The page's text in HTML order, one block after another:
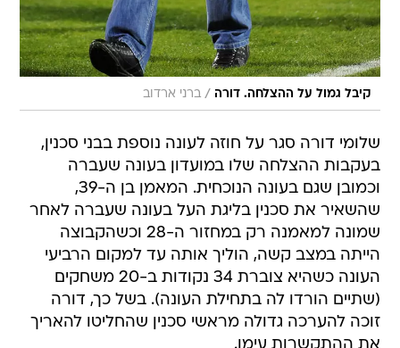
קיבל גמול על ההצלחה. דורה / ברני ארדוב
שלומי דורה סגר על חוזה לעונה נוספת בבני סכנין,
בעקבות ההצלחה שלו במועדון בעונה שעברה
וכמובן שגם בעונה הנוכחית. המאמן בן ה-39,
שהשאיר את סכנין בליגת העל בעונה שעברה לאחר
שמונה למאמנה רק במחזור ה-28 וכשהקבוצה
הייתה במצב קשה, הוליך אותה עד למקום הרביעי
העונה כשהיא צוברת 34 נקודות ב-20 משחקים
(שתיים הורדו לה בתחילת העונה). בשל כך, דורה
זוכה להערכה גדולה מראשי סכנין שהחליטו להאריך